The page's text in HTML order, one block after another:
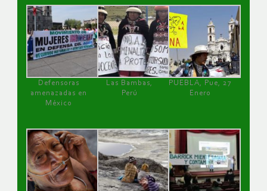
Defensoras
amenazadas en
México
Las Bambas,
Perú
PUEBLA, Pue, 27
Enero